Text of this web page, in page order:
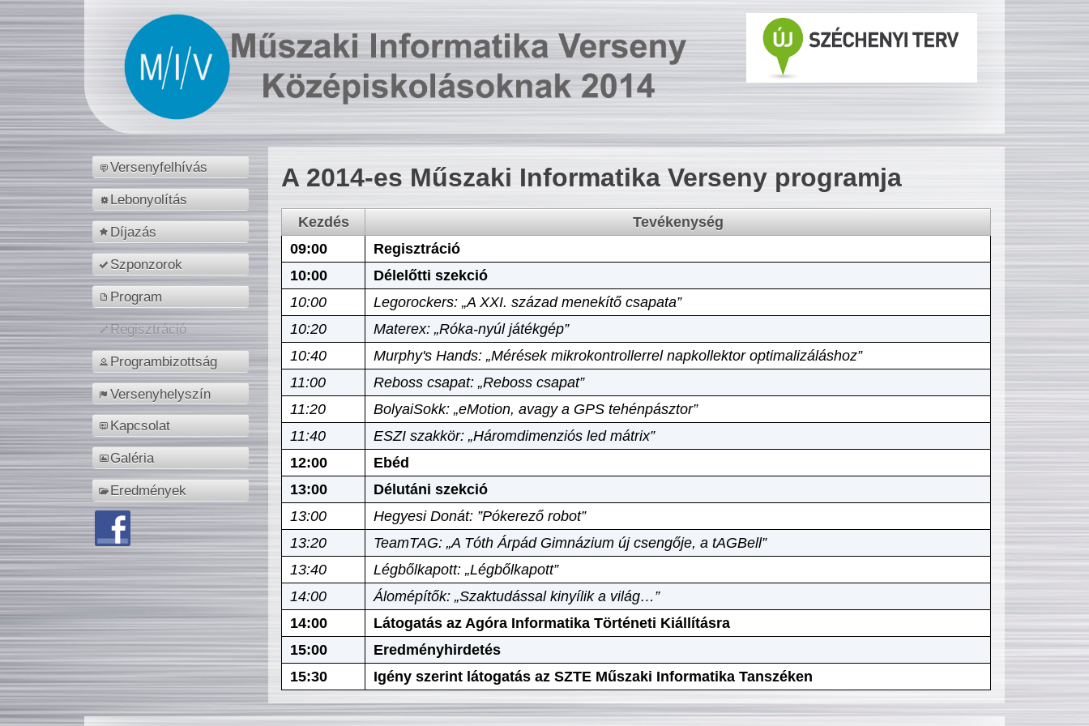
Versenyfelhívás
Lebonyolítás
Díjazás
Szponzorok
Program
Regisztráció
Programbizottság
Versenyhelyszín
Kapcsolat
Galéria
Eredmények
A 2014-es Műszaki Informatika Verseny programja
Kezdés
Tevékenység
09:00
Regisztráció
10:00
Délelőtti szekció
10:00
Legorockers: „A XXI. század menekítő csapata”
10:20
Materex: „Róka-nyúl játékgép”
10:40
Murphy's Hands: „Mérések mikrokontrollerrel napkollektor optimalizáláshoz”
11:00
Reboss csapat: „Reboss csapat”
11:20
BolyaiSokk: „eMotion, avagy a GPS tehénpásztor”
11:40
ESZI szakkör: „Háromdimenziós led mátrix”
12:00
Ebéd
13:00
Délutáni szekció
13:00
Hegyesi Donát: ”Pókerező robot”
13:20
TeamTAG: „A Tóth Árpád Gimnázium új csengője, a tAGBell”
13:40
Légbőlkapott: „Légbőlkapott”
14:00
Álomépítők: „Szaktudással kinyílik a világ…”
14:00
Látogatás az Agóra Informatika Történeti Kiállításra
15:00
Eredményhirdetés
15:30
Igény szerint látogatás az SZTE Műszaki Informatika Tanszéken